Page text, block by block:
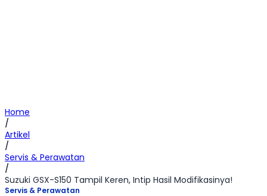
Home
/
Artikel
/
Servis & Perawatan
/
Suzuki GSX-S150 Tampil Keren, Intip Hasil Modifikasinya!
Servis & Perawatan